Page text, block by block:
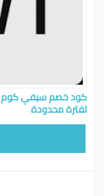
لفترة محدودة